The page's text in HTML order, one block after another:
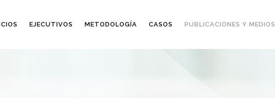
EJECUTIVOS METODOLOGÍA CASOS PUBLICACIONES Y MEDIOS